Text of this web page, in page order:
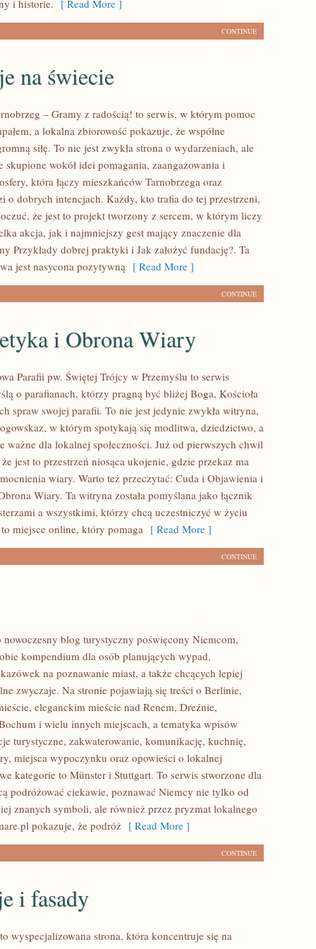
i historie. [ Read More ]
CONTINUE
na świecie
– Gramy z radością! to serwis, w którym pomoc
a lokalna zbiorowość pokazuje, że wspólne
siłę. To nie jest zwykła strona o wydarzeniach, ale
skupione wokół idei pomagania, zaangażowania i
która łączy mieszkańców Tarnobrzega oraz
o dobrych intencjach. Każdy, kto trafia do tej przestrzeni,
że jest to projekt tworzony z sercem, w którym liczy
akcja, jak i najmniejszy gest mający znaczenie dla
Przykłady dobrej praktyki i Jak założyć fundację?. Ta
jest nasycona pozytywną [ Read More ]
CONTINUE
i Obrona Wiary
Parafii pw. Świętej Trójcy w Przemyślu to serwis
o parafianach, którzy pragną być bliżej Boga, Kościoła
spraw swojej parafii. To nie jest jedynie zwykła witryna,
w którym spotykają się modlitwa, dziedzictwo, a
ważne dla lokalnej społeczności. Już od pierwszych chwil
jest to przestrzeń niosąca ukojenie, gdzie przekaz ma
wiary. Warto też przeczytać: Cuda i Objawienia i
Wiary. Ta witryna została pomyślana jako łącznik
a wszystkimi, którzy chcą uczestniczyć w życiu
miejsce online, który pomaga [ Read More ]
CONTINUE
nowoczesny blog turystyczny poświęcony Niemcom,
kompendium dla osób planujących wypad,
na poznawanie miast, a także chcących lepiej
zwyczaje. Na stronie pojawiają się treści o Berlinie,
eleganckim mieście nad Renem, Dreźnie,
i wielu innych miejscach, a tematyka wpisów
turystyczne, zakwaterowanie, komunikację, kuchnię,
miejsca wypoczynku oraz opowieści o lokalnej
kategorie to Münster i Stuttgart. To serwis stworzone dla
podróżować ciekawie, poznawać Niemcy nie tylko od
znanych symboli, ale również przez pryzmat lokalnego
pokazuje, że podróż [ Read More ]
CONTINUE
i fasady
wyspecjalizowana strona, która koncentruje się na